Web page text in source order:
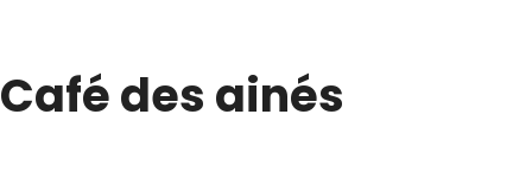
Café des ainés